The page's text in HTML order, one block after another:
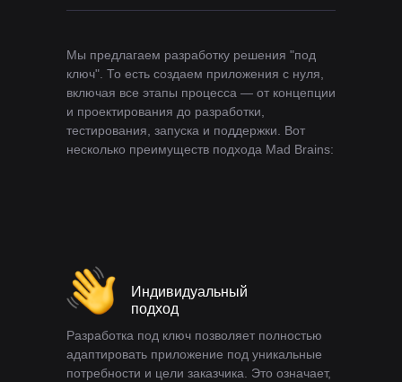
Индивидуальный
подход
Разработка под ключ позволяет полностью
адаптировать приложение под уникальные
потребности и цели заказчика. Это означает,
Мы предлагаем разработку решения "под
ключ". То есть создаем приложения с нуля,
включая все этапы процесса — от концепции
и проектирования до разработки,
тестирования, запуска и поддержки. Вот
несколько преимуществ подхода Mad Brains: